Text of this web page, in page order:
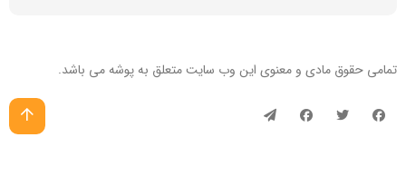
تمامی حقوق مادی و معنوی این وب سایتمتعلق به پوشه می باشد.